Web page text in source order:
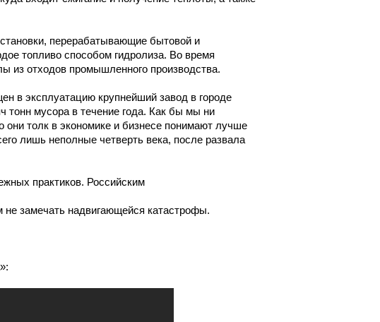
перерабатывающие бытовой и
топливо способом гидролиза. Во время
из отходов промышленного производства.
в эксплуатацию крупнейший завод в городе
тонн мусора в течение года. Как бы мы ни
они толк в экономике и бизнесе понимают лучше
лишь неполные четверть века, после развала
практиков. Российским
замечать надвигающейся катастрофы.